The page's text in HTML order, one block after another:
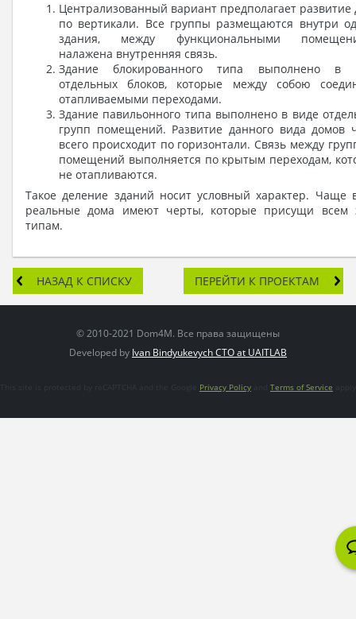
Централизованный вариант предполагает развитие
по вертикали. Все группы размещаются внутри
здания, между функциональными
налажена внутренняя связь.
Здание блокированного типа выполнено в
отдельных блоков, которые между собою
отапливаемыми переходами.
Здание павильонного типа выполнено в виде
групп помещений. Развитие данного вида домов
всего происходит по горизонтали. Связь между
помещений выполняется по крытым переходам,
не отапливаются.
Такое деление зданий носит условный характер. Чаще
реальные дома имеют черты, которые присущи всем
типам.
НАЗАД К СПИСКУ ПЕРЕЙТИ К ПРОЕКТАМ
© 2010-2021 Dom4M. Все права защищены
Developed by Ivan Bindyukevych CTO at UAITLAB
Privacy Policy Terms of Service